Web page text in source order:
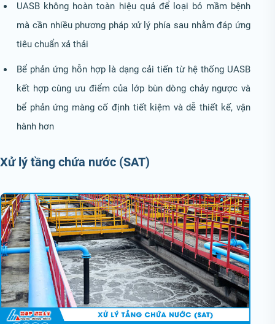
UASB không hoàn toàn hiệu quả để loại bỏ mầm bệnh
mà cần nhiều phương pháp xử lý phía sau nhằm đáp ứng
tiêu chuẩn xả thải
Bể phản ứng hỗn hợp là dạng cải tiến từ hệ thống UASB
kết hợp cùng ưu điểm của lớp bùn dòng chảy ngược và
bể phản ứng màng cố định tiết kiệm và dễ thiết kế, vận
hành hơn
Xử lý tầng chứa nước (SAT)